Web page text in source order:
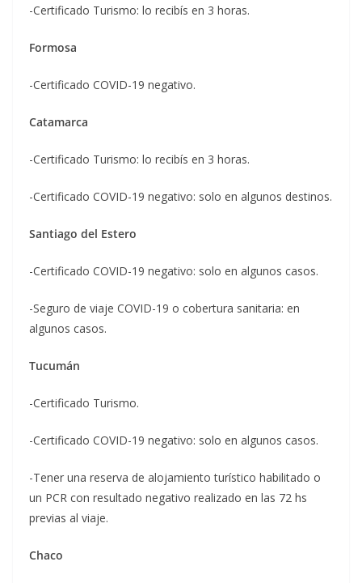
-Certificado Turismo: lo recibís en 3 horas.
Formosa
-Certificado COVID-19 negativo.
Catamarca
-Certificado Turismo: lo recibís en 3 horas.
-Certificado COVID-19 negativo: solo en algunos destinos.
Santiago del Estero
-Certificado COVID-19 negativo: solo en algunos casos.
-Seguro de viaje COVID-19 o cobertura sanitaria: en
algunos casos.
Tucumán
-Certificado Turismo.
-Certificado COVID-19 negativo: solo en algunos casos.
-Tener una reserva de alojamiento turístico habilitado o
un PCR con resultado negativo realizado en las 72 hs
previas al viaje.
Chaco